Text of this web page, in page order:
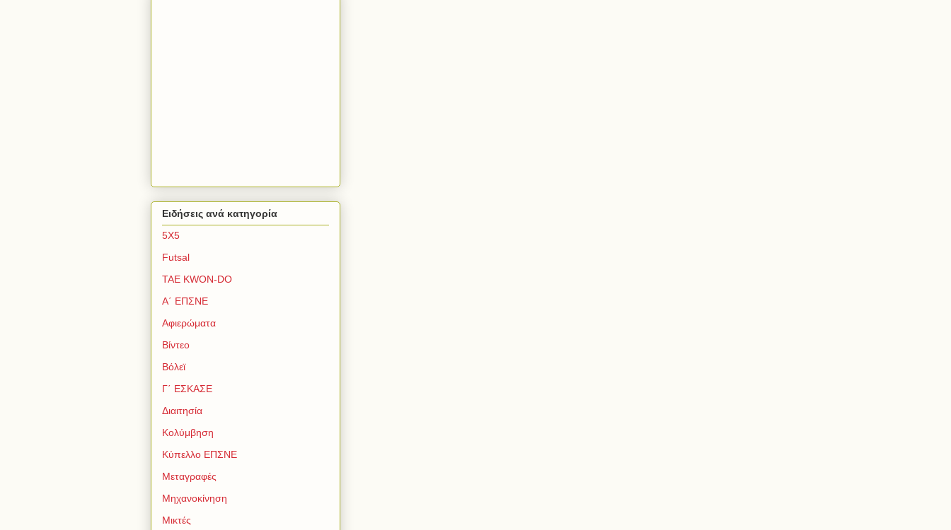
Ειδήσεις ανά κατηγορία
5Χ5
Futsal
TAE KWON-DO
Α΄ ΕΠΣΝΕ
Αφιερώματα
Βίντεο
Βόλεϊ
Γ΄ ΕΣΚΑΣΕ
Διαιτησία
Κολύμβηση
Κύπελλο ΕΠΣΝΕ
Μεταγραφές
Μηχανοκίνηση
Μικτές